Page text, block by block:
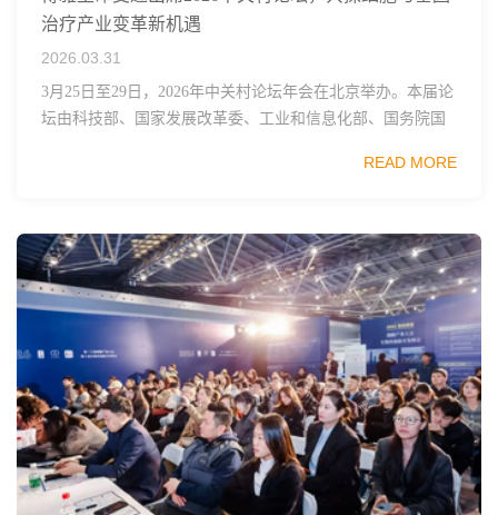
治疗产业变革新机遇
2026.03.31
3月25日至29日，2026年中关村论坛年会在北京举办。本届论
坛由科技部、国家发展改革委、工业和信息化部、国务院国
READ MORE